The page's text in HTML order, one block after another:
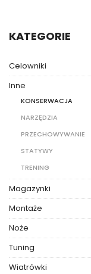
KATEGORIE
Celowniki
Inne
KONSERWACJA
NARZĘDZIA
PRZECHOWYWANIE
STATYWY
TRENING
Magazynki
Montaże
Noże
Tuning
Wiatrówki